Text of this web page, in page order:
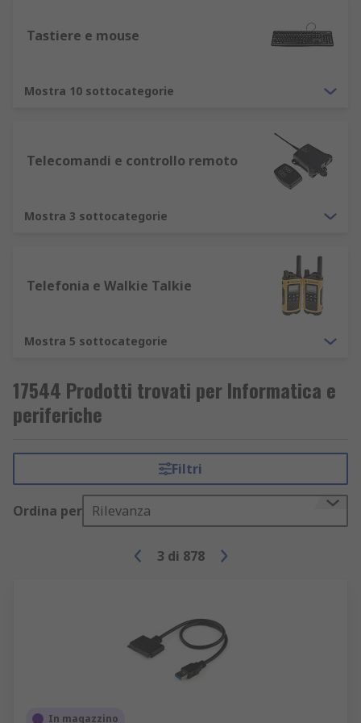
Tastiere e mouse
Mostra 10 sottocategorie
Telecomandi e controllo remoto
Mostra 3 sottocategorie
Telefonia e Walkie Talkie
Mostra 5 sottocategorie
17544 Prodotti trovati per Informatica e
periferiche
Filtri
Ordina per Rilevanza
3 di 878
In magazzino